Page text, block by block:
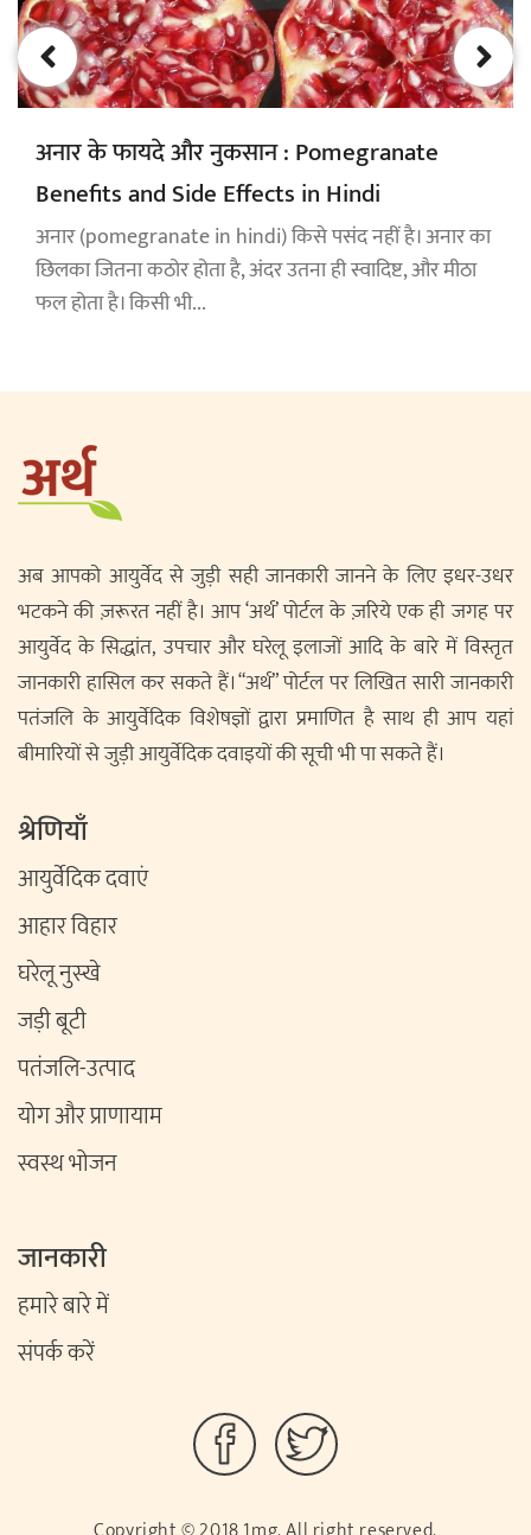
अनार के फायदे और नुकसान : Pomegranate
Benefits and Side Effects in Hindi
अनार (pomegranate in hindi) किसे पसंद नहीं है। अनार का
छिलका जितना कठोर होता है, अंदर उतना ही स्वादिष्ट, और मीठा
फल होता है। किसी भी...
अब आपको आयुर्वेद से जुड़ी सही जानकारी जानने के लिए इधर-उधर
भटकने की ज़रूरत नहीं है। आप ‘अर्थ’ पोर्टल के ज़रिये एक ही जगह पर
आयुर्वेद के सिद्धांत, उपचार और घरेलू इलाजों आदि के बारे में विस्तृत
जानकारी हासिल कर सकते हैं। “अर्थ” पोर्टल पर लिखित सारी जानकारी
पतंजलि के आयुर्वेदिक विशेषज्ञों द्वारा प्रमाणित है साथ ही आप यहां
बीमारियों से जुड़ी आयुर्वेदिक दवाइयों की सूची भी पा सकते हैं।
श्रेणियाँ
आयुर्वेदिक दवाएं
आहार विहार
घरेलू नुस्खे
जड़ी बूटी
पतंजलि-उत्पाद
योग और प्राणायाम
स्वस्थ भोजन
जानकारी
हमारे बारे में
संपर्क करें